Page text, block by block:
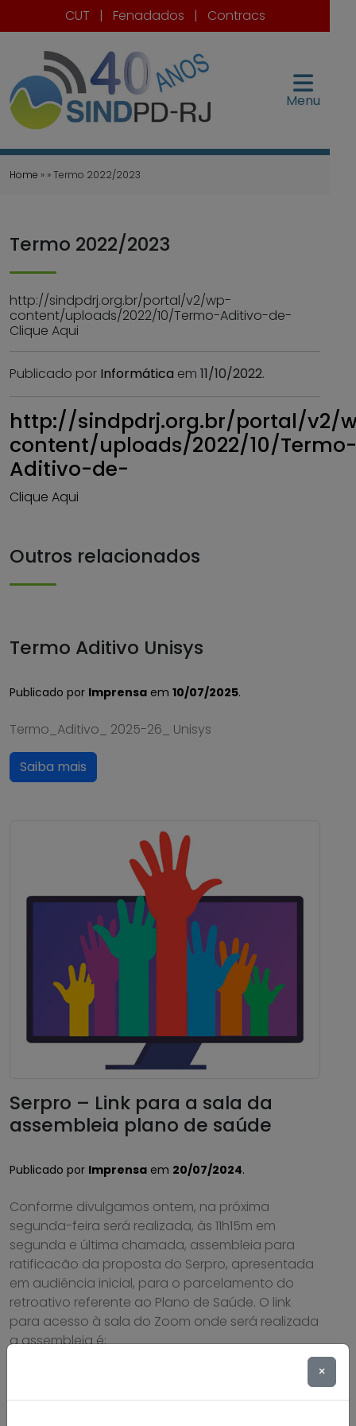
CUT | Fenadados | Contracs
Menu
Home » » Termo 2022/2023
Termo 2022/2023
http://sindpdrj.org.br/portal/v2/wp-
content/uploads/2022/10/Termo-Aditivo-de-
Clique Aqui
Publicado por Informática em 11/10/2022.
http://sindpdrj.org.br/portal/v2/
content/uploads/2022/10/Termo-
Aditivo-de-
Clique Aqui
Outros relacionados
Termo Aditivo Unisys
Publicado por Imprensa em 10/07/2025.
Termo_Aditivo_ 2025-26_ Unisys
Saiba mais
Serpro – Link para a sala da
assembleia plano de saúde
Publicado por Imprensa em 20/07/2024.
Conforme divulgamos ontem, na próxima
segunda-feira será realizada, às 11h15m em
segunda e última chamada, assembleia para
ratificacão da proposta do Serpro, apresentada
em audiência inicial, para o parcelamento do
retroativo referente ao Plano de Saúde. O link
para acesso à sala do Zoom onde será realizada
a assembleia é:
×